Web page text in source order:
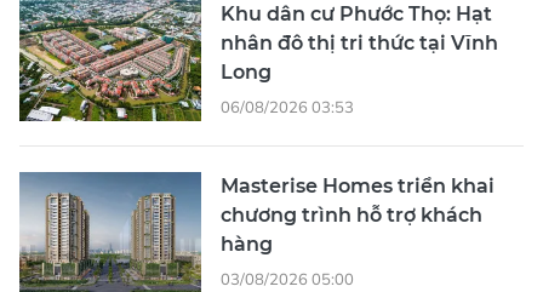
Khu dân cư Phước Thọ: Hạt
nhân đô thị tri thức tại Vĩnh
Long
06/08/2026 03:53
Masterise Homes triển khai
chương trình hỗ trợ khách
hàng
03/08/2026 05:00